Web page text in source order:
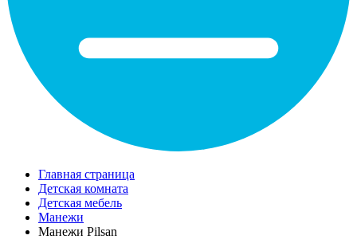
Главная страница
Детская комната
Детская мебель
Манежи
Манежи Pilsan